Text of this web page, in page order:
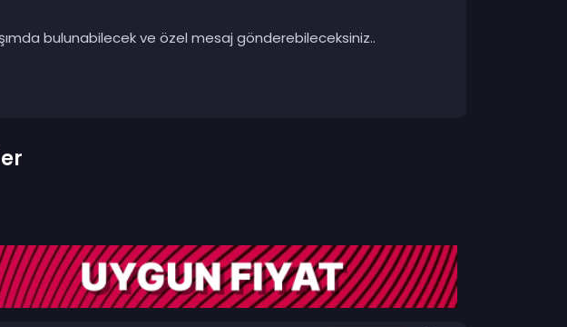
bulunabilecek ve özel mesaj gönderebileceksiniz..